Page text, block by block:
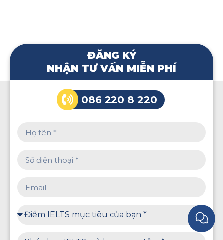
ĐĂNG KÝ
NHẬN TƯ VẤN MIỄN PHÍ
086 220 8 220